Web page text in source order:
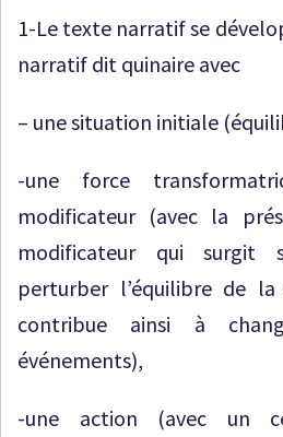
1-Le texte narratif se
narratif dit quinaire avec
– une situation initiale
-une force
modificateur (avec la
modificateur qui surgit
perturber l’équilibre de
contribue ainsi à
événements),
-une action (avec un